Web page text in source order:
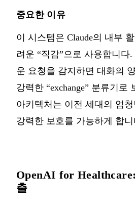
중요한 이유
이 시스템은 Claude의 내부
려운 “직감”으로 사용합니다
운 요청을 감지하면 대화의
강력한 “exchange” 분류기로
아키텍처는 이전 세대의 엄
강력한 보호를 가능하게 합니
OpenAI for
출